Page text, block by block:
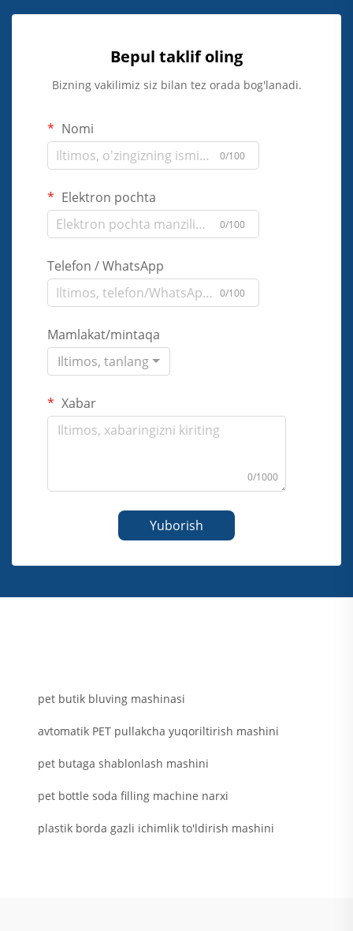
Bepul taklif oling
Bizning vakilimiz siz bilan tez orada bog'lanadi.
Nomi
0/100
Elektron pochta
0/100
Telefon / WhatsApp
0/100
Mamlakat/mintaqa
Iltimos, tanlang
Xabar
0/1000
Yuborish
pet butik bluving mashinasi
avtomatik PET pullakcha yuqoriltirish mashini
pet butaga shablonlash mashini
pet bottle soda filling machine narxi
plastik borda gazli ichimlik to'ldirish mashini